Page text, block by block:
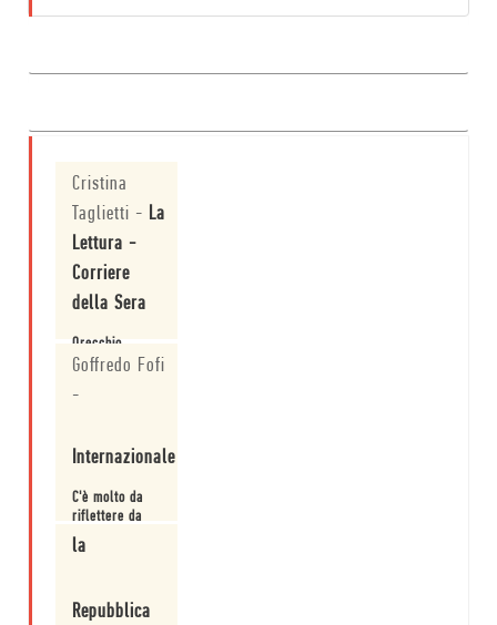
Cristina
Taglietti - La
Lettura -
Corriere
della Sera
Orecchio
lavora sulla
immagini per
dal piano
cronologico e
proiettarli in
un eterno
presente che
senso della
Goffredo Fofi
-
Internazionale
C'è molto da
riflettere da
questo
eccellente
storico" che
la
Repubblica